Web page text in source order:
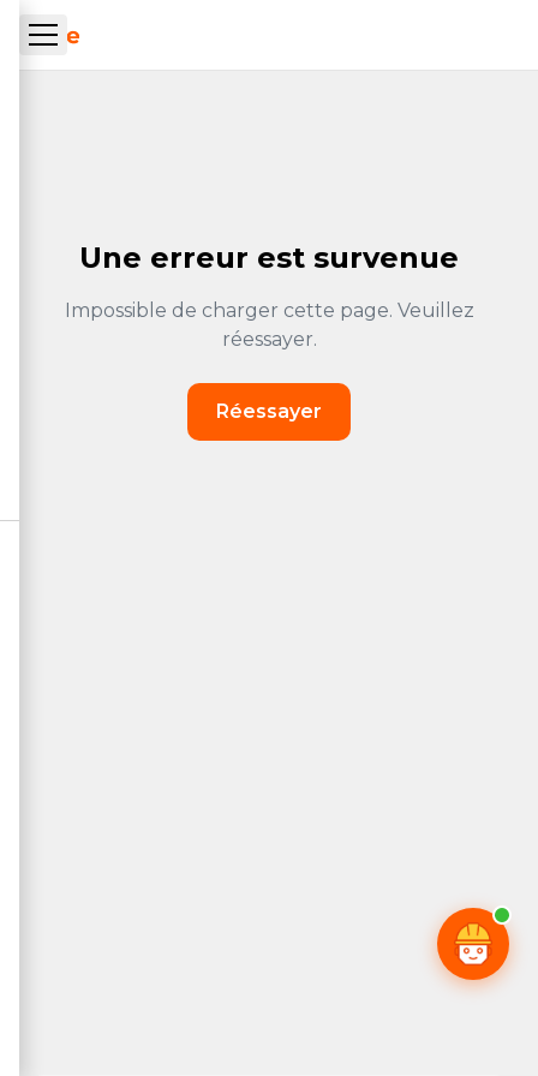
Skip to main content
Une erreur est survenue
Impossible de charger cette page. Veuillez
réessayer.
Réessayer